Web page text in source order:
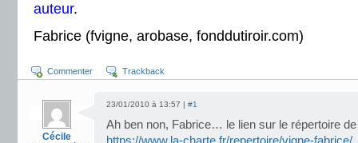
auteur.
Fabrice (fvigne, arobase, fonddutiroir.com)
Commenter Trackback
Cécile
23/01/2010 à 13:57 | #1
Ah ben non, Fabrice… le lien sur le répertoire de